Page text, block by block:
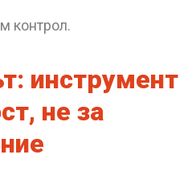
контрол.
инструмент
не за